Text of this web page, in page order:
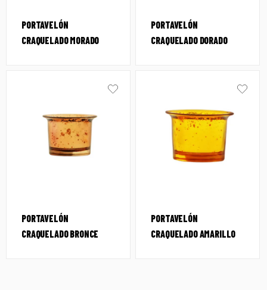
PORTAVELÓN
CRAQUELADO MORADO
PORTAVELÓN
CRAQUELADO DORADO
PORTAVELÓN
CRAQUELADO BRONCE
PORTAVELÓN
CRAQUELADO AMARILLO